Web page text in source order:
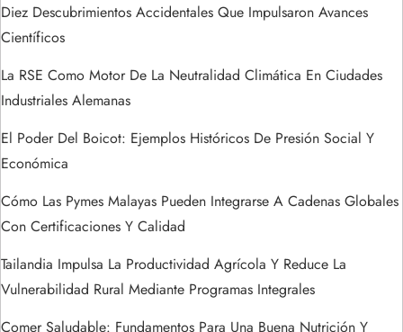
a
d
a
s
Diez Descubrimientos Accidentales Que Impulsaron Avances
Científicos
La RSE Como Motor De La Neutralidad Climática En Ciudades
Industriales Alemanas
El Poder Del Boicot: Ejemplos Históricos De Presión Social Y
Económica
Cómo Las Pymes Malayas Pueden Integrarse A Cadenas Globales
Con Certificaciones Y Calidad
Tailandia Impulsa La Productividad Agrícola Y Reduce La
Vulnerabilidad Rural Mediante Programas Integrales
Comer Saludable: Fundamentos Para Una Buena Nutrición Y